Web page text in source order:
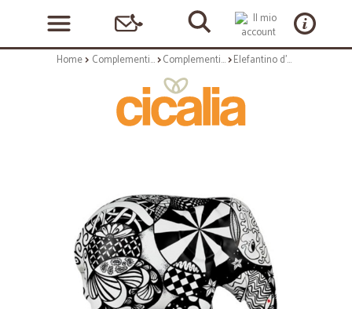
Home Complementi arredo Complementi ad appoggio Elefantino d'autore - arte milly - h cm 15 - statuetta solidale